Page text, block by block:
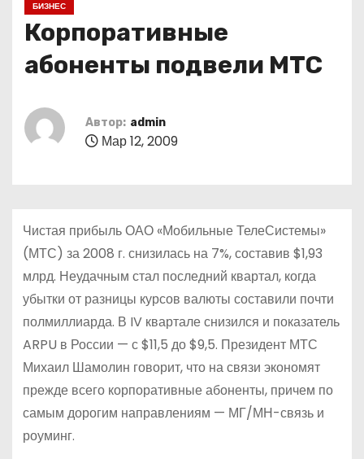
БИЗНЕС
Корпоративные
абоненты подвели МТС
Автор: admin
Мар 12, 2009
Чистая прибыль ОАО «Мобильные ТелеСистемы»
(МТС) за 2008 г. снизилась на 7%, составив $1,93
млрд. Неудачным стал последний квартал, когда
убытки от разницы курсов валюты составили почти
полмиллиарда. В IV квартале снизился и показатель
ARPU в России — с $11,5 до $9,5. Президент МТС
Михаил Шамолин говорит, что на связи экономят
прежде всего корпоративные абоненты, причем по
самым дорогим направлениям — МГ/МН-связь и
роуминг.